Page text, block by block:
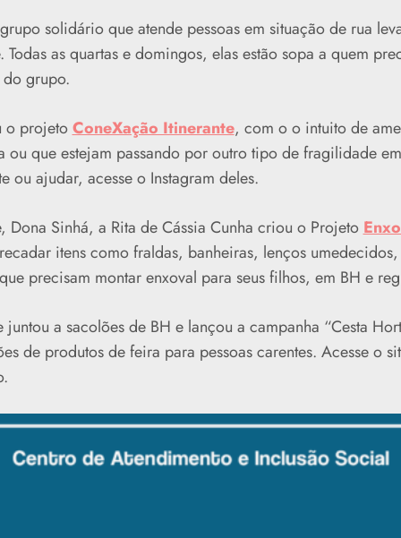
solidário que atende pessoas em situação de rua
as quartas e domingos, elas estão sopa a quem
grupo.
o projetoConeXação Itinerante, com o o intuito de
ou que estejam passando por outro tipo de fragilidade
ou ajudar, acesse o Instagram deles.
Dona Sinhá, a Rita de Cássia Cunha criou o Projeto
itens como fraldas, banheiras, lenços
precisam montar enxoval para seus filhos, em BH e
juntou a sacolões de BH e lançou a campanha “Cesta
de produtos de feira para pessoas carentes. Acesse o